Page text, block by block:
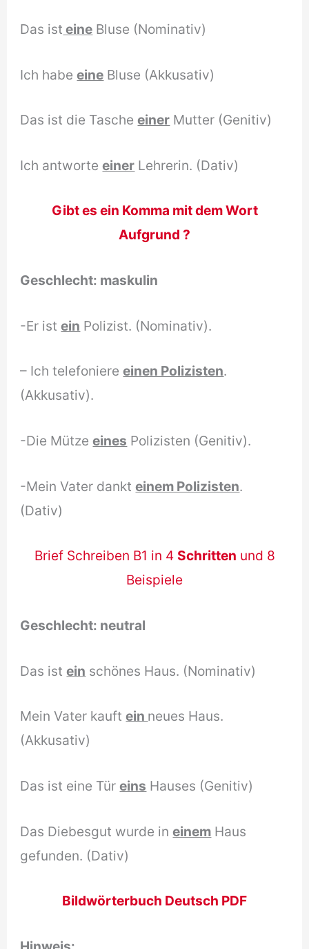
Das ist eine Bluse (Nominativ)
Ich habeeine Bluse (Akkusativ)
Das ist die Tascheeiner Mutter (Genitiv)
Ich antworteeiner Lehrerin. (Dativ)
Gibt es ein Komma mit dem Wort
Aufgrund ?
Geschlecht: maskulin
-Er istein Polizist. (Nominativ).
– Ich telefoniereeinen Polizisten.
(Akkusativ).
-Die Mützeeines Polizisten (Genitiv).
-Mein Vater dankteinem Polizisten.
(Dativ)
Brief Schreiben B1 in 4 Schritten und 8
Beispiele
Geschlecht: neutral
Das istein schönes Haus. (Nominativ)
Mein Vater kauftein neues Haus.
(Akkusativ)
Das ist eine Türeins Hauses (Genitiv)
Das Diebesgut wurde ineinem Haus
gefunden. (Dativ)
Bildwörterbuch Deutsch PDF